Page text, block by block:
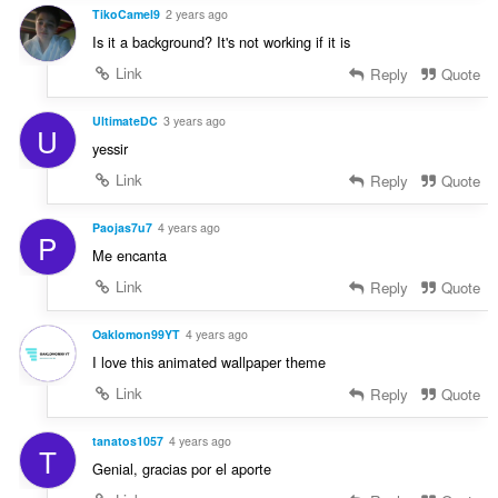
TikoCamel9 2 years ago
Is it a background? It's not working if it is
Link
Reply Quote
U UltimateDC 3 years ago
yessir
Link
Reply Quote
P Paojas7u7 4 years ago
Me encanta
Link
Reply Quote
Oaklomon99YT 4 years ago
I love this animated wallpaper theme
Link
Reply Quote
T tanatos1057 4 years ago
Genial, gracias por el aporte